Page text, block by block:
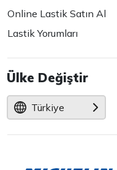
Online Lastik Satın Al
Lastik Yorumları
Ülke Değiştir
Türkiye